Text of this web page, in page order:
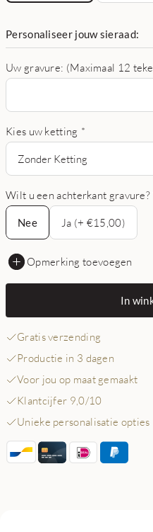
Personaliseer jouw sieraad:
Uw gravure: (Maximaal 12
Kies uw ketting *
Zonder Ketting
Wilt u een achterkant gravure?
Nee
Nee
Ja (+ €15,00)
Opmerking toevoegen
In
Gratis verzending
Productie in 3 dagen
Voor jou op maat gemaakt
Klantcijfer 9,0/10
Unieke personalisatie opties